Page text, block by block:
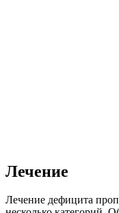
Лечение
Лечение дефицита